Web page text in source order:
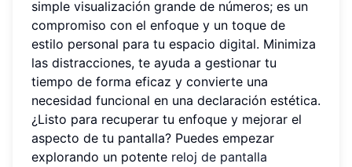
simple visualización grande de números; es un
compromiso con el enfoque y un toque de
estilo personal para tu espacio digital. Minimiza
las distracciones, te ayuda a gestionar tu
tiempo de forma eficaz y convierte una
necesidad funcional en una declaración estética.
¿Listo para recuperar tu enfoque y mejorar el
aspecto de tu pantalla? Puedes empezar
explorando un potente reloj de pantalla